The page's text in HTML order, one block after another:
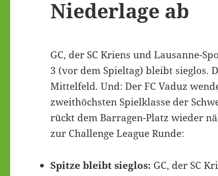
Niederlage ab
GC, der SC Kriens und Lausanne-
3 (vor dem Spieltag) bleibt sieglos.
Mittelfeld. Und: Der FC Vaduz
zweithöchsten Spielklasse der
rückt dem Barragen-Platz wieder
zur Challenge League Runde:
Spitze bleibt sieglos: GC, der SC